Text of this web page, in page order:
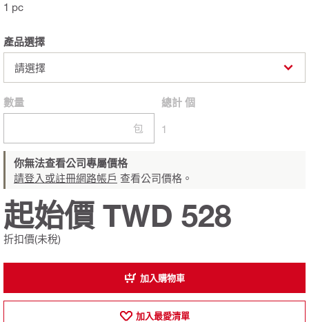
1 pc
產品選擇
請選擇
數量
包
總計 個
1
你無法查看公司專屬價格
請登入或註冊網路帳戶 查看公司價格。
折扣價(未稅)
起始價 TWD 528
加入購物車
加入最愛清單